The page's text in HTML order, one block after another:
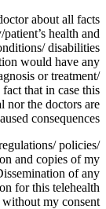
about all facts
health and
disabilities
would have any
or treatment/
that in case this
nor the doctors are
consequences.
policies/
and copies of my
of any
for this telehealth
my consent.